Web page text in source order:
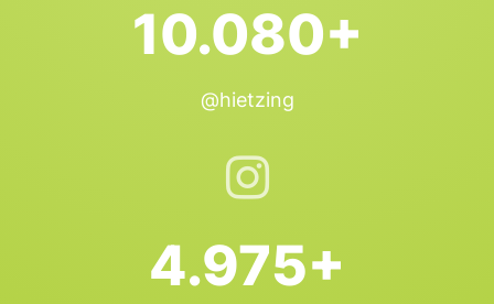
10.080+
@hietzing
4.975+